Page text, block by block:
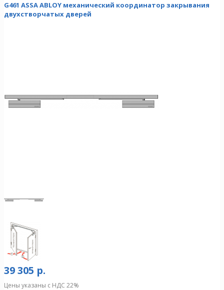
G461 ASSA ABLOY механический координатор закрывания
двухстворчатых дверей
39 305 р.
Цены указаны с НДС 22%